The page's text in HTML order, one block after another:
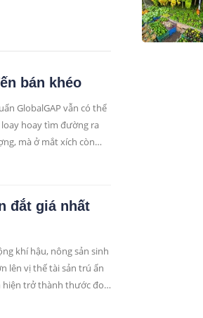
bán khéo
GlobalGAP vẫn có thể
loay hoay tìm đường ra
mà ở mắt xích còn
đắt giá nhất
khí hậu, nông sản sinh
lên vị thế tài sản trú ẩn
hiện trở thành thước đo